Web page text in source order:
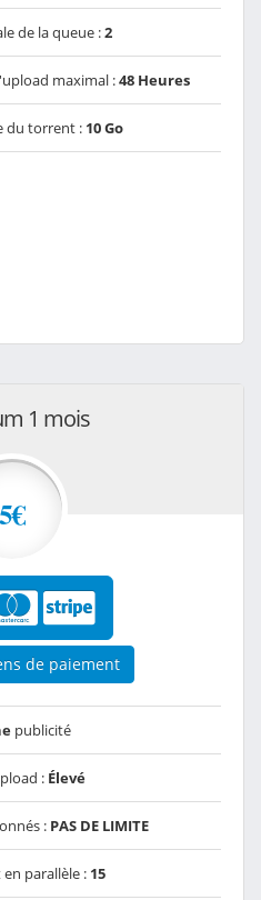
de la queue :2
maximal :48 Heures
du torrent : 10 Go
1 mois
5€
de paiement
publicité
: Élevé
: PAS DE LIMITE
parallèle : 15